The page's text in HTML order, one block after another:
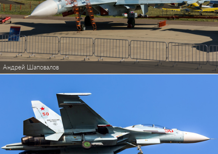
Андрей Шаповалов